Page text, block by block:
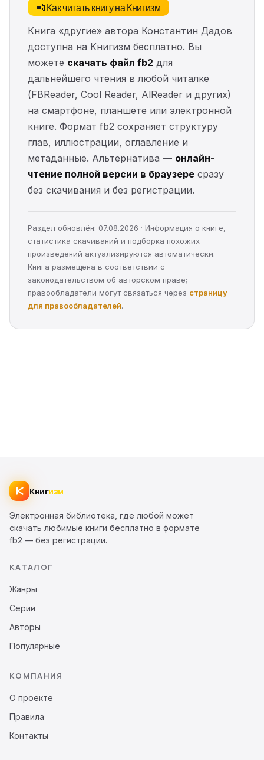
📲 Как читать книгу на Книгизм
Книга «другие» автора Константин Дадов
доступна на Книгизм бесплатно. Вы
можете скачать файл fb2 для
дальнейшего чтения в любой читалке
(FBReader, Cool Reader, AlReader и других)
на смартфоне, планшете или электронной
книге. Формат fb2 сохраняет структуру
глав, иллюстрации, оглавление и
метаданные. Альтернатива — онлайн-
чтение полной версии в браузере сразу
без скачивания и без регистрации.
Раздел обновлён: 07.08.2026 · Информация о книге,
статистика скачиваний и подборка похожих
произведений актуализируются автоматически.
Книга размещена в соответствии с
законодательством об авторском праве;
правообладатели могут связаться через страницу
для правообладателей.
Книгизм
Электронная библиотека, где любой может
скачать любимые книги бесплатно в формате
fb2 — без регистрации.
КАТАЛОГ
Жанры
Серии
Авторы
Популярные
КОМПАНИЯ
О проекте
Правила
Контакты